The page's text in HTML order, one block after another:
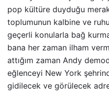
pop kültüre duyduğu
toplumunun kalbine ve
geçerli konularla bağ
bana her zaman ilham
attığım zaman Andy
eğlenceyi New York
gidilecek ve görülecek